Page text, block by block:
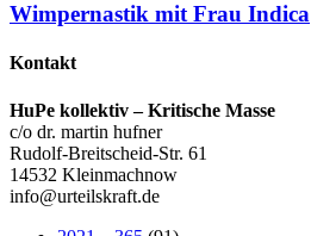
Wimpernastik mit Frau Indica
Kontakt
HuPe kollektiv – Kritische Masse
c/o dr. martin hufner
Rudolf-Breitscheid-Str. 61
14532 Kleinmachnow
info@urteilskraft.de